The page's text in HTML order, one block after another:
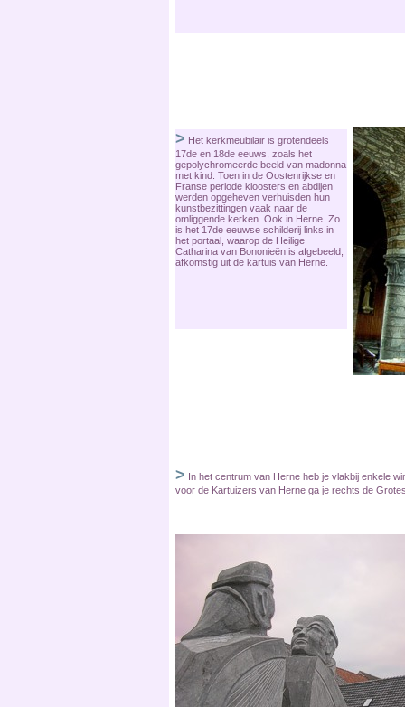
> In het centrum van Herne heb je vlakbij enkele
voor de Kartuizers van Herne ga je rechts de
> Het kerkmeubilair is grotendeels
17de en 18de eeuws, zoals het
gepolychromeerde beeld van madonna
met kind. Toen in de Oostenrijkse en
Franse periode kloosters en abdijen
werden opgeheven verhuisden hun
kunstbezittingen vaak naar de
omliggende kerken. Ook in Herne. Zo
is het 17de eeuwse schilderij links in
het portaal, waarop de Heilige
Catharina van Bononieën is afgebeeld,
afkomstig uit de kartuis van Herne.